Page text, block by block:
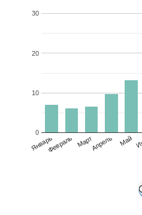
ЯнварьФевраль МартАпрель Май
0
10
20
30